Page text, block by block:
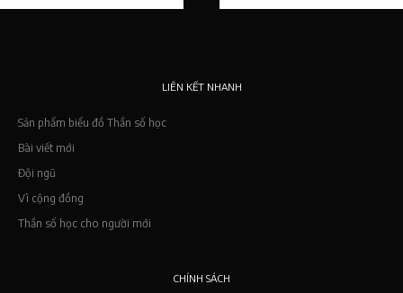
LIÊN KẾT NHANH
Sản phẩm biểu đồ Thần số học
Bài viết mới
Đội ngũ
Vì cộng đồng
Thần số học cho người mới
CHÍNH SÁCH